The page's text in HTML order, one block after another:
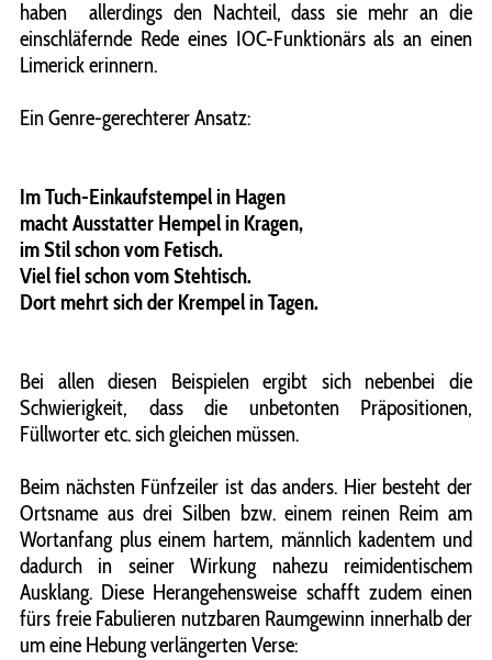
haben allerdings den Nachteil, dass sie mehr an die
einschläfernde Rede eines IOC-Funktionärs als an einen
Limerick erinnern.
Ein Genre-gerechterer Ansatz:
Im Tuch-Einkaufstempel in Hagen
macht Ausstatter Hempel in Kragen,
im Stil schon vom Fetisch.
Viel fiel schon vom Stehtisch.
Dort mehrt sich der Krempel in Tagen.
Bei allen diesen Beispielen ergibt sich nebenbei die
Schwierigkeit, dass die unbetonten Präpositionen,
Füllworter etc. sich gleichen müssen.
Beim nächsten Fünfzeiler ist das anders. Hier besteht der
Ortsname aus drei Silben bzw. einem reinen Reim am
Wortanfang plus einem hartem, männlich kadentem und
dadurch in seiner Wirkung nahezu reimidentischem
Ausklang. Diese Herangehensweise schafft zudem einen
fürs freie Fabulieren nutzbaren Raumgewinn innerhalb der
um eine Hebung verlängerten Verse: